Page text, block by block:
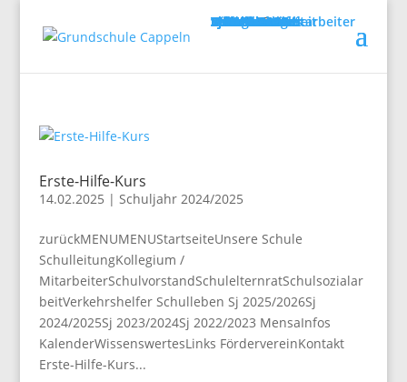
zurück
MENUMENU
Startseite
Unsere Schule
Schulleitung
Kollegium / Mitarbeiter
Schulvorstand
Schulelternrat
Schulsozialarbeit
Verkehrshelfer
Schulleben
Sj 2025/2026
Sj 2024/2025
Sj 2023/2024
Sj 2022/2023
Mensa
Infos
Kalender
Wissenswertes
Links
Förderverein
Kontakt
Erste-Hilfe-Kurs
14.02.2025 | Schuljahr 2024/2025
zurückMENUMENUStartseiteUnsere Schule
SchulleitungKollegium /
MitarbeiterSchulvorstandSchulelternratSchulsozialar
beitVerkehrshelfer Schulleben Sj 2025/2026Sj
2024/2025Sj 2023/2024Sj 2022/2023 MensaInfos
KalenderWissenswertesLinks FördervereinKontakt
Erste-Hilfe-Kurs...